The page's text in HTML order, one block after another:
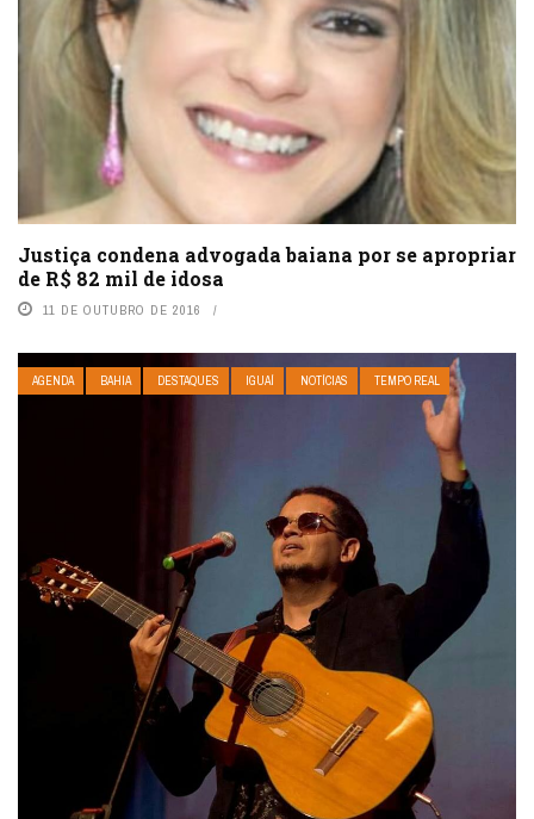
Justiça condena advogada baiana por se apropriar
de R$ 82 mil de idosa
11 DE OUTUBRO DE 2016
AGENDA BAHIA DESTAQUES IGUAÍ NOTÍCIAS TEMPO REAL